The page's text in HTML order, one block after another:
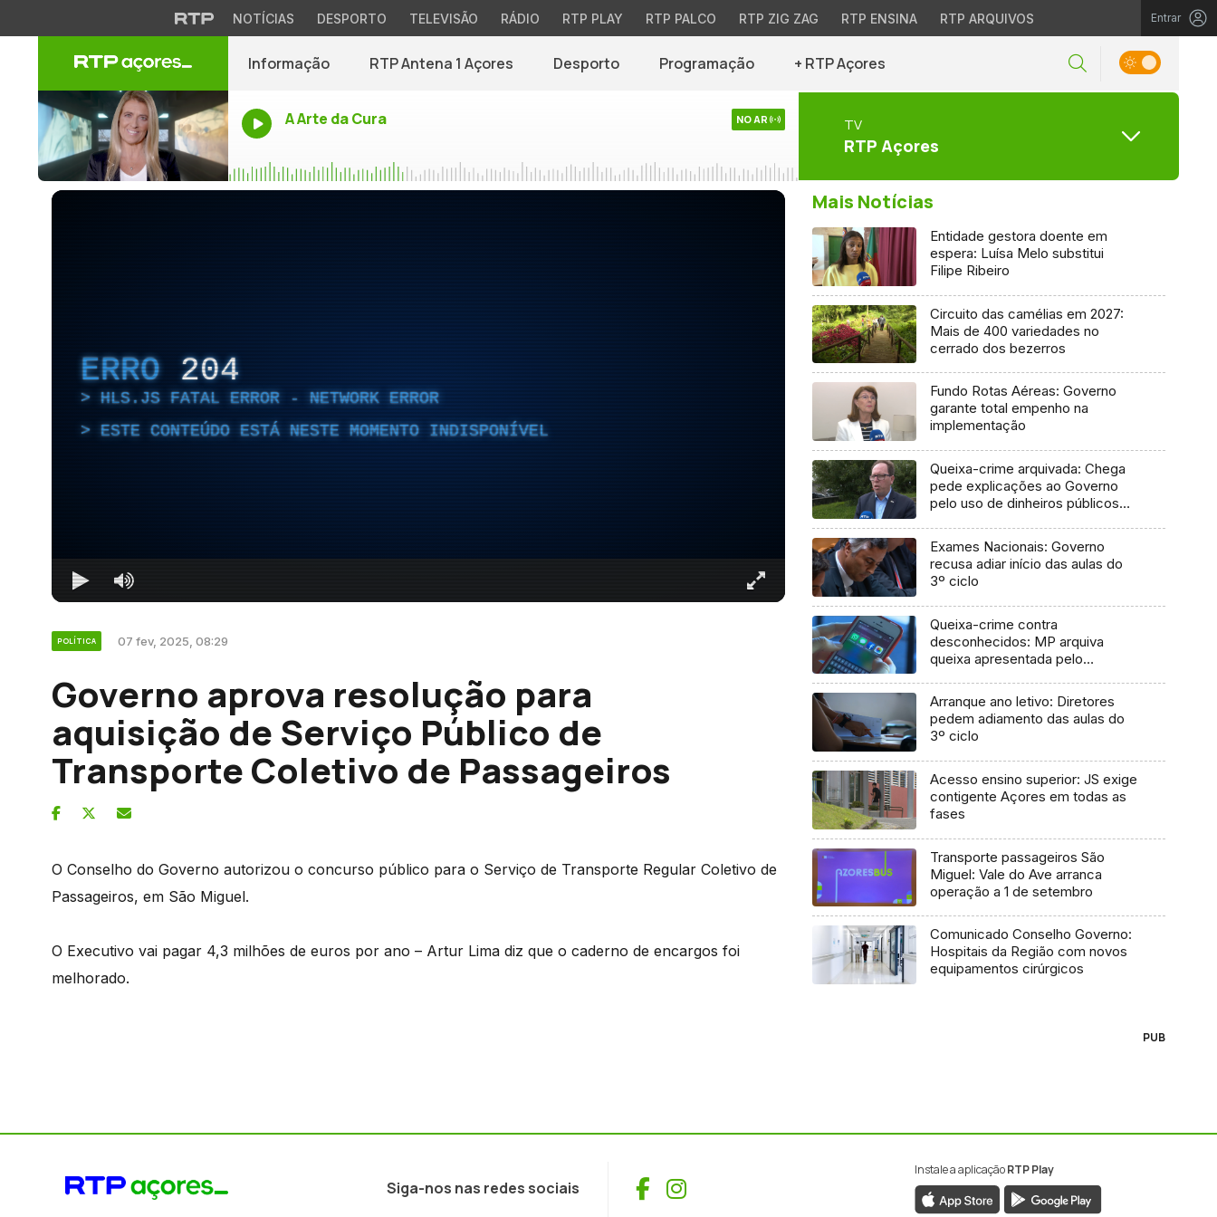
NOTÍCIAS DESPORTO TELEVISÃO RÁDIO RTP PLAY RTP PALCO RTP ZIG ZAG RTP ENSINA RTP ARQUIVOS Entrar
Informação RTP Antena 1 Açores Desporto Programação + RTP Açores
A Arte da Cura NO AR TV
RTP Açores
ERRO 204
HLS.JS FATAL ERROR - NETWORK ERROR
ESTE CONTEÚDO ESTÁ NESTE MOMENTO INDISPONÍVEL
POLÍTICA 07 fev, 2025, 08:29
Governo aprova resolução para
aquisição de Serviço Público de
Transporte Coletivo de Passageiros
O Conselho do Governo autorizou o concurso público para o Serviço de Transporte Regular Coletivo de
Passageiros, em São Miguel.
O Executivo vai pagar 4,3 milhões de euros por ano – Artur Lima diz que o caderno de encargos foi
melhorado.
Mais Notícias
Entidade gestora doente em
espera: Luísa Melo substitui
Filipe Ribeiro
Circuito das camélias em 2027:
Mais de 400 variedades no
cerrado dos bezerros
Fundo Rotas Aéreas: Governo
garante total empenho na
implementação
Queixa-crime arquivada: Chega
pede explicações ao Governo
pelo uso de dinheiros públicos
Exames Nacionais: Governo
recusa adiar início das aulas do
3º ciclo
Queixa-crime contra
desconhecidos: MP arquiva
queixa apresentada pelo
Arranque ano letivo: Diretores
pedem adiamento das aulas do
3º ciclo
Acesso ensino superior: JS exige
contigente Açores em todas as
fases
Transporte passageiros São
Miguel: Vale do Ave arranca
operação a 1 de setembro
Comunicado Conselho Governo:
Hospitais da Região com novos
equipamentos cirúrgicos
PUB
Siga-nos nas redes sociais Facebook
Instagram
Instale a aplicaçãoRTP Play